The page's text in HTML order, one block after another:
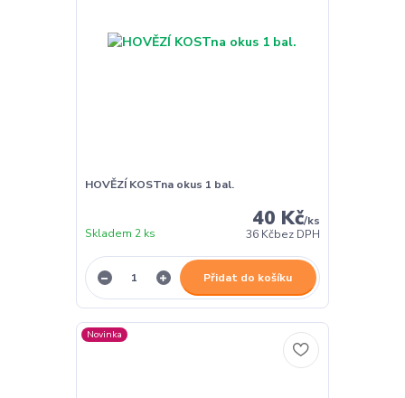
HOVĚZÍ KOSTna okus 1 bal.
40 Kč/ks
36 Kčbez DPH
Skladem 2 ks
Přidat do košíku
Novinka